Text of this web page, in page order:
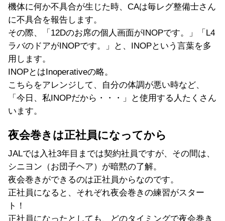
機体に何か不具合が生じた時、CAは毎レグ整備士さん
に不具合を報告します。
その際、「12Dのお席の個人画面がINOPです。」「L4
ラバのドアがINOPです。」と、INOPという言葉を多
用します。
INOPとはInoperativeの略。
こちらをアレンジして、自分の体調が悪い時など、
「今日、私INOPだから・・・」と使用する人たくさん
います。
夜会巻きは正社員になってから
JALでは入社3年目までは契約社員ですが、その間は、
シニヨン（お団子ヘア）が暗黙の了解。
夜会巻きができるのは正社員からなのです。
正社員になると、それぞれ夜会巻きの練習がスター
ト！
正社員になったとしても、どのタイミングで夜会巻き